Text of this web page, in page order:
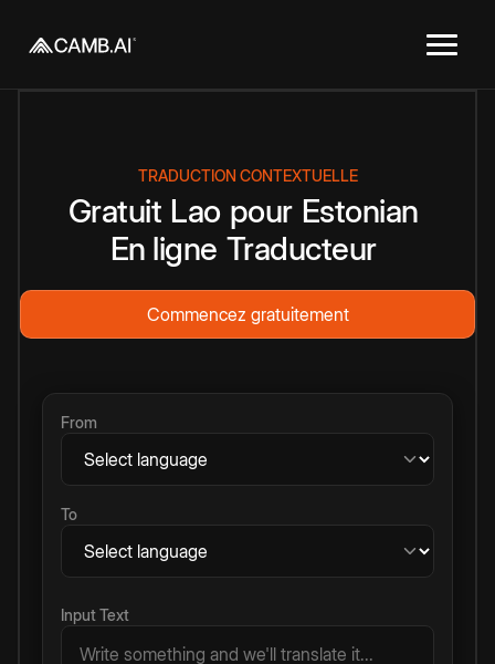
TRADUCTION CONTEXTUELLE
Gratuit Lao pour Estonian
En ligne Traducteur
Commencez gratuitement
From
To
Input Text